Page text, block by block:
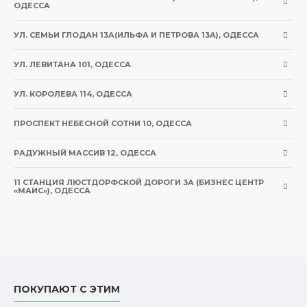
высочайшего качества (№1), благодаря чему
группы В, цинк и биотин, комплексно
нежелательных заболеваний
Входящие в состав семена льна и масло лосося
богаты полиненасыщенными жирными
кислотами Омега-3 и Омега-6, которые
источником клетчатки и очень полезна для
ОДЕССА
УЛ. СЕМЬИ ГЛОДАН 13А(ИЛЬФА И ПЕТРОВА 13А), ОДЕССА
УЛ. ЛЕВИТАНА 101, ОДЕССА
УЛ. КОРОЛЕВА 114, ОДЕССА
ПРОСПЕКТ НЕБЕСНОЙ СОТНИ 10, ОДЕССА
РАДУЖНЫЙ МАССИВ 12, ОДЕССА
11 СТАНЦИЯ ЛЮСТДОРФСКОЙ ДОРОГИ 3А (БИЗНЕС ЦЕНТР
«МАИС»), ОДЕССА
ПОКУПАЮТ С ЭТИМ